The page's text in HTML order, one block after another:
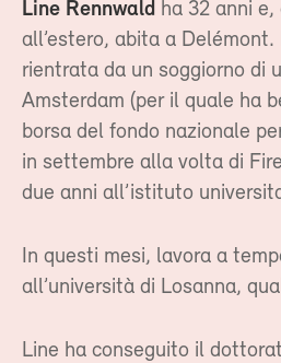
Line Rennwald ha 32 anni
all’estero, abita a
rientrata da un soggiorno di
Amsterdam (per il quale ha
borsa del fondo nazionale
in settembre alla volta di
due anni all’istituto
In questi mesi, lavora a
all’università di Losanna,
Line ha conseguito il